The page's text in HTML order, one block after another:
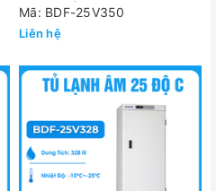
25V350 | Kiểu Đứng
Mã: BDF-25V350
Liên hệ